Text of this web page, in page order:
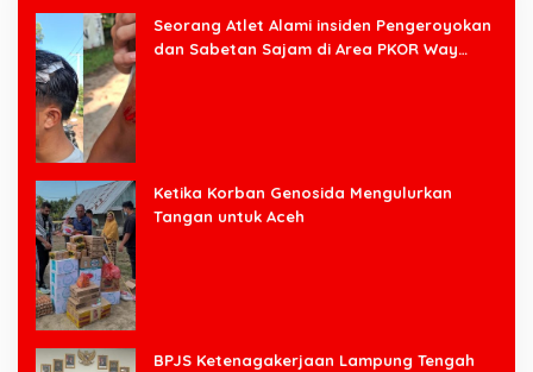
Seorang Atlet Alami insiden Pengeroyokan
dan Sabetan Sajam di Area PKOR Way
Ketika Korban Genosida Mengulurkan
Tangan untuk Aceh
BPJS Ketenagakerjaan Lampung Tengah